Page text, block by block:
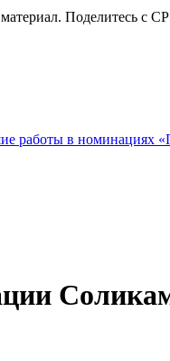
Поделитесь
работы в